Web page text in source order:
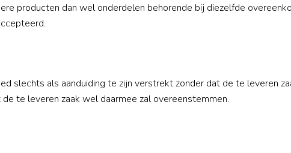
producten dan wel onderdelen behorende bij diezelfde
slechts als aanduiding te zijn verstrekt zonder dat de te leveren
te leveren zaak wel daarmee zal overeenstemmen.